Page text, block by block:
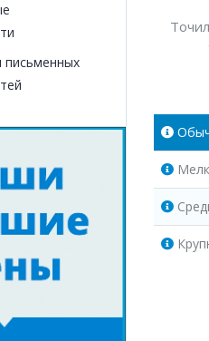
письменных